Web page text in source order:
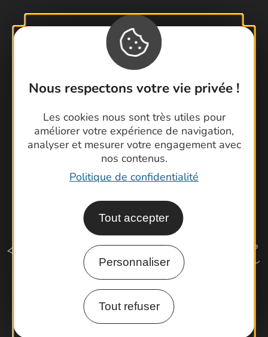
Nous respectons votre vie privée !
Les cookies nous sont très utiles pour
améliorer votre expérience de navigation,
analyser et mesurer votre engagement avec
nos contenus.
Politique de confidentialité
Tout accepter
Personnaliser
Tout refuser
Contactez-nous !
Foire aux questions
Brochures
Cartoguides et Topoguides
Comment venir ?